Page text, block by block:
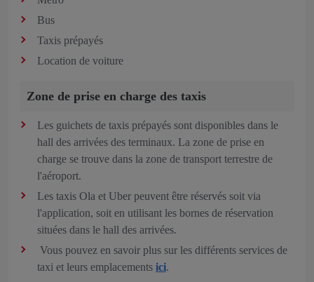
Bus
Taxis prépayés
Location de voiture
Zone de prise en charge des taxis
Les guichets de taxis prépayés sont disponibles dans le
hall des arrivées des terminaux. La zone de prise en
charge se trouve dans la zone de transport terrestre de
l'aéroport.
Les taxis Ola et Uber peuvent être réservés soit via
l'application, soit en utilisant les bornes de réservation
situées dans le hall des arrivées.
Vous pouvez en savoir plus sur les différents services de
taxi et leurs emplacements ici.